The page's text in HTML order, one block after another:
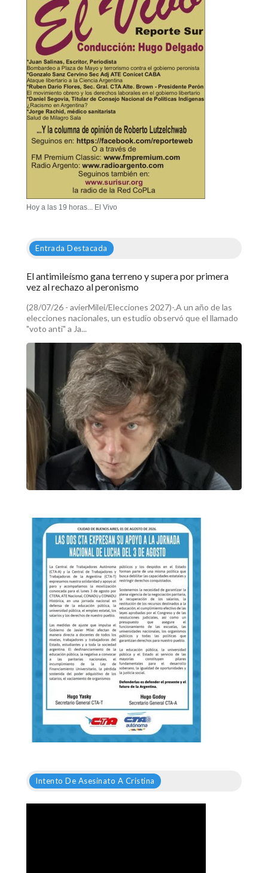
Hoy a las 19 horas... El Vivo
Entrada Destacada
El antimileísmo gana terreno y supera por primera
vez al rechazo al peronismo
(28/07/26 - avierMilei/Elecciones 2027)-.A un año de las
elecciones nacionales, un estudio observó que el llamado
"voto anti" a Ja...
Intento De Asesinato A Cristina